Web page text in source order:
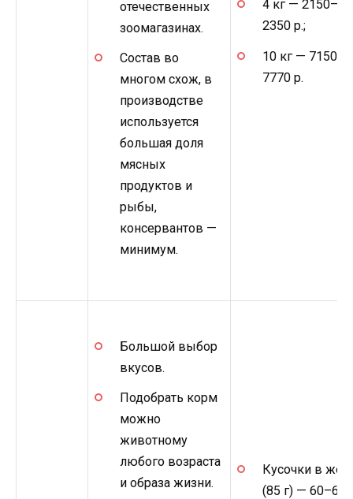
отечественных
зоомагазинах.
Состав во
многом схож, в
производстве
используется
большая доля
мясных
продуктов и
рыбы,
консервантов —
минимум.
4 кг — 2150–
2350 р.;
10 кг — 7150–
7770 р.
Большой выбор
вкусов.
Подобрать корм
можно
животному
любого возраста
и образа жизни.
Кусочки в
(85 г) — 60–65